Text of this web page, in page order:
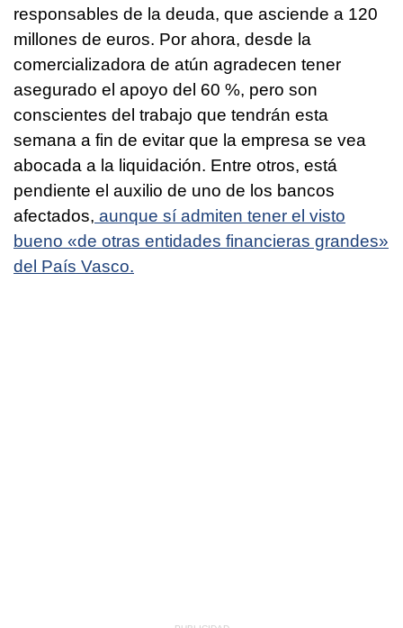
responsables de la deuda, que asciende a 120
millones de euros. Por ahora, desde la
comercializadora de atún agradecen tener
asegurado el apoyo del 60 %, pero son
conscientes del trabajo que tendrán esta
semana a fin de evitar que la empresa se vea
abocada a la liquidación. Entre otros, está
pendiente el auxilio de uno de los bancos
afectados, aunque sí admiten tener el visto
bueno «de otras entidades financieras grandes»
del País Vasco.